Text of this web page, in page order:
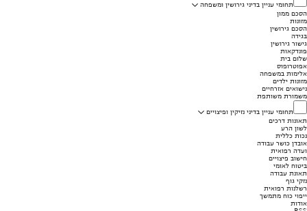
תחומי עניין בדיני גירושין ומשפחה
הסכם ממון
מזונות
הסכם גירושין
בגידה
גישור גירושין
פונדקאות
שלום בית
אפוטרופוס
אלימות במשפחה
מזונות ילדים
נישואים אזרחיים
משמורת משותפת
תחומי עניין בדיני נזיקין ופיצויים
תאונות דרכים
לשון הרע
נכות כללית
אובדן כושר עבודה
ועדה רפואית
חישוב פיצויים
ביטוח לאומי
תאונת עבודה
נזקי גוף
רשלנות רפואית
ייפוי כוח מתמשך
אודות